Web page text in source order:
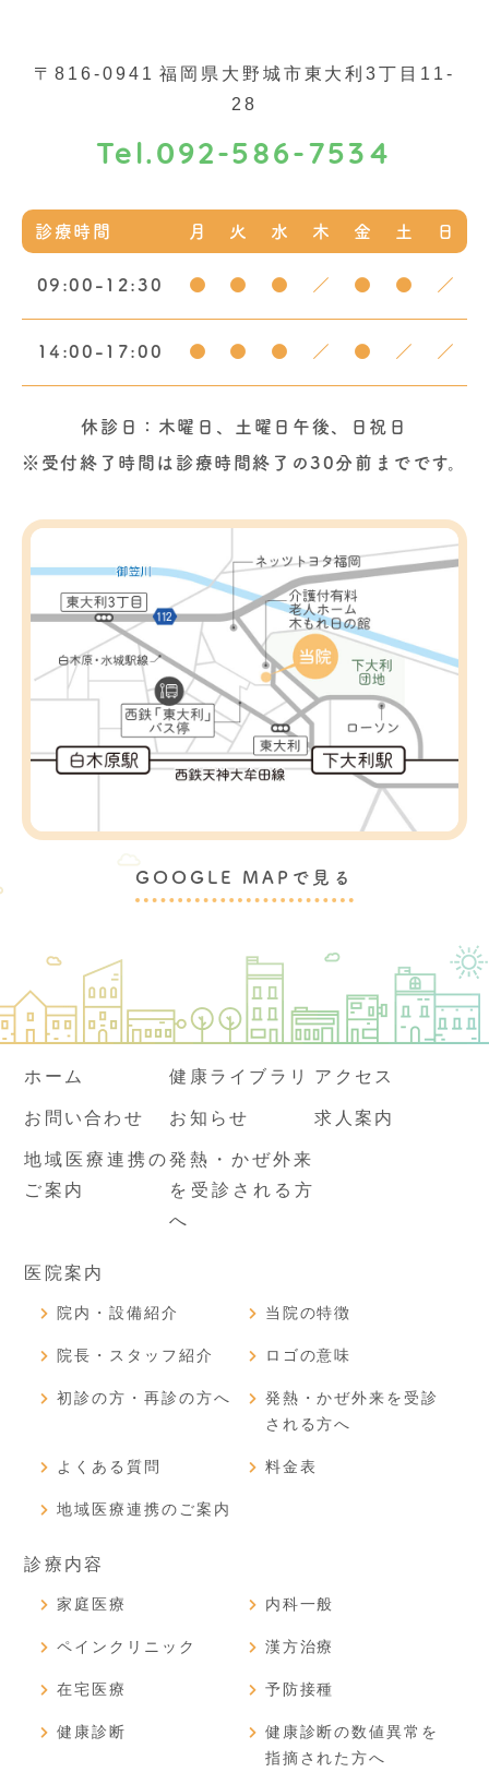
〒816-0941 福岡県大野城市東大利3丁目11-
28
Tel. 092-586-7534
診療時間 月 火 水 木 金 土 日
09:00-12:30 ● ● ● ／ ● ● ／
14:00-17:00 ● ● ● ／ ● ／ ／
休診日：木曜日、土曜日午後、日祝日
※受付終了時間は診療時間終了の30分前までです。
GOOGLE MAPで見る
ホーム 健康ライブラリ アクセス
お問い合わせ お知らせ 求人案内
地域医療連携の
ご案内
発熱・かぜ外来
を受診される方
へ
医院案内
院内・設備紹介 当院の特徴
院長・スタッフ紹介 ロゴの意味
初診の方・再診の方へ
発熱・かぜ外来を受診
される方へ
よくある質問 料金表
地域医療連携のご案内
診療内容
家庭医療 内科一般
ペインクリニック 漢方治療
在宅医療 予防接種
健康診断
健康診断の数値異常を
指摘された方へ